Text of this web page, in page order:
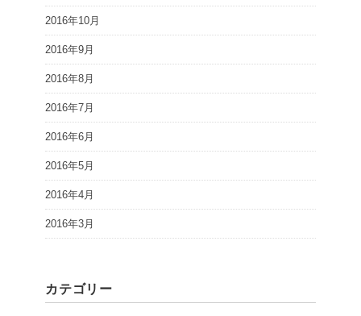
2016年10月
2016年9月
2016年8月
2016年7月
2016年6月
2016年5月
2016年4月
2016年3月
カテゴリー